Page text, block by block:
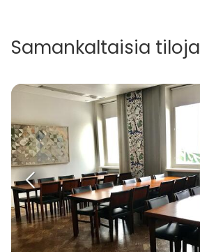
Samankaltaisia tiloja